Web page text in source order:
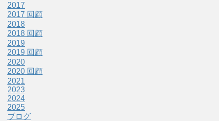
2017
2017 回顧
2018
2018 回顧
2019
2019 回顧
2020
2020 回顧
2021
2023
2024
2025
ブログ